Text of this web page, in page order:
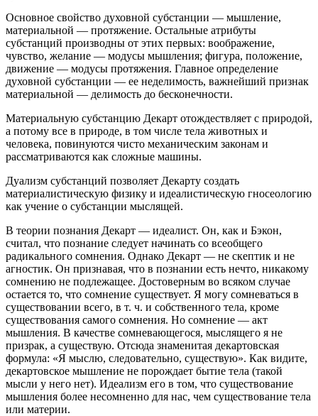
Основное свойство духовной субстанции — мышление,
материальной — протяжение. Остальные атрибуты
субстанций производны от этих первых: воображение,
чувство, желание — модусы мышления; фигура, положение,
движение — модусы протяжения. Главное определение
духовной субстанции — ее неделимость, важнейший признак
материальной — делимость до бесконечности.
Материальную субстанцию Декарт отождествляет с природой,
а потому все в природе, в том числе тела животных и
человека, повинуются чисто механическим законам и
рассматриваются как сложные машины.
Дуализм субстанций позволяет Декарту создать
материалистическую физику и идеалистическую гносеологию
как учение о субстанции мыслящей.
В теории познания Декарт — идеалист. Он, как и Бэкон,
считал, что познание следует начинать со всеобщего
радикального сомнения. Однако Декарт — не скептик и не
агностик. Он признавая, что в познании есть нечто, никакому
сомнению не подлежащее. Достоверным во всяком случае
остается то, что сомнение существует. Я могу сомневаться в
существовании всего, в т. ч. и собственного тела, кроме
существования самого сомнения. Но сомнение — акт
мышления. В качестве сомневающегося, мыслящего я не
призрак, а существую. Отсюда знаменитая декартовская
формула: «Я мыслю, следовательно, существую». Как видите,
декартовское мышление не порождает бытие тела (такой
мысли у него нет). Идеализм его в том, что существование
мышления более несомненно для нас, чем существование тела
или материи.